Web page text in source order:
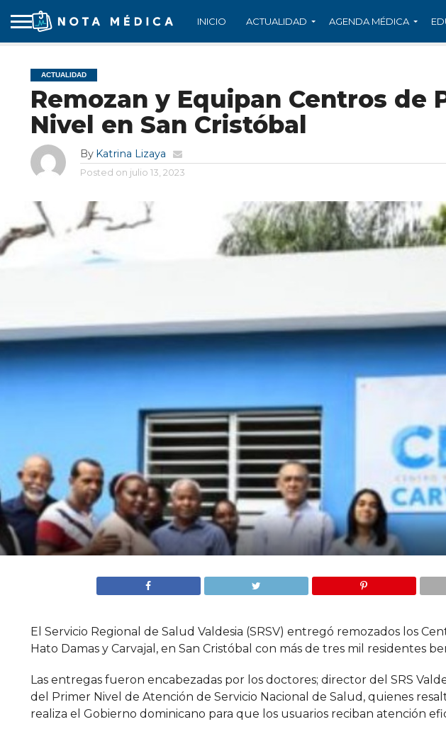
INICIO ACTUALIDAD AGENDA MÉDICA
ACTUALIDAD
Remozan y Equipan Centros de
Nivel en San Cristóbal
By Katrina Lizaya
Posted on julio 13, 2023
El Servicio Regional de Salud Valdesia (SRSV) entregó remozados los
Hato Damas y Carvajal, en San Cristóbal con más de tres mil residentes
Las entregas fueron encabezadas por los doctores; director del SRS
del Primer Nivel de Atención de Servicio Nacional de Salud, quienes
realiza el Gobierno dominicano para que los usuarios reciban atención